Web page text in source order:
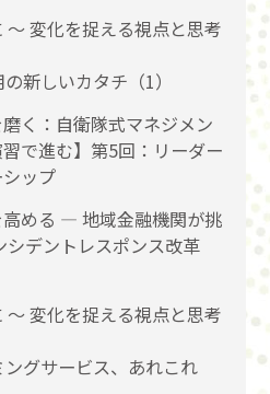
〜 変化を捉える視点と思考
新しいカタチ（1）
磨く：自衛隊式マネジメン
で進む】第5回：リーダー
ップ
める ― 地域金融機関が挑
デントレスポンス改革
〜 変化を捉える視点と思考
グサービス、あれこれ